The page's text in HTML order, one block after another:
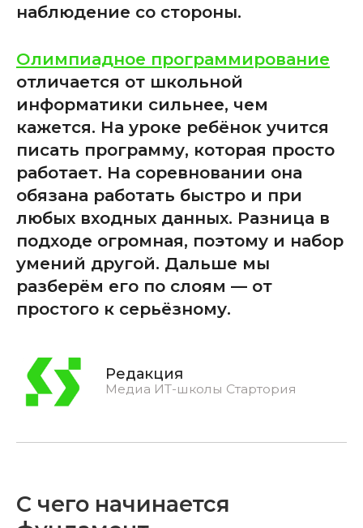
наблюдение со стороны.
Олимпиадное программирование
отличается от школьной
информатики сильнее, чем
кажется. На уроке ребёнок учится
писать программу, которая просто
работает. На соревновании она
обязана работать быстро и при
любых входных данных. Разница в
подходе огромная, поэтому и набор
умений другой. Дальше мы
разберём его по слоям — от
простого к серьёзному.
Редакция
Медиа ИТ-школы Стартория
С чего начинается